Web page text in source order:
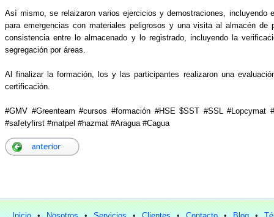
Así mismo, se relaizaron varios ejercicios y demostraciones, incluyendo
para emergencias con materiales peligrosos y una visita al almacén de
consistencia entre lo almacenado y lo registrado, incluyendo la
segregación por áreas.
Al finalizar la formación, los y las participantes realizaron una
certificación.
#GMV #Greenteam #cursos #formación #HSE $SST #SSL #Lopcymat
#safetyfirst #matpel #hazmat #Aragua #Cagua